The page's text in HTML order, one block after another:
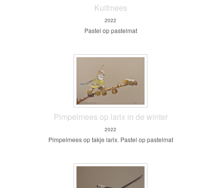
Kuifmees
2022
Pastel op pastelmat
Pimpelmees op larix in de winter
2022
Pimpelmees op takje larix. Pastel op pastelmat